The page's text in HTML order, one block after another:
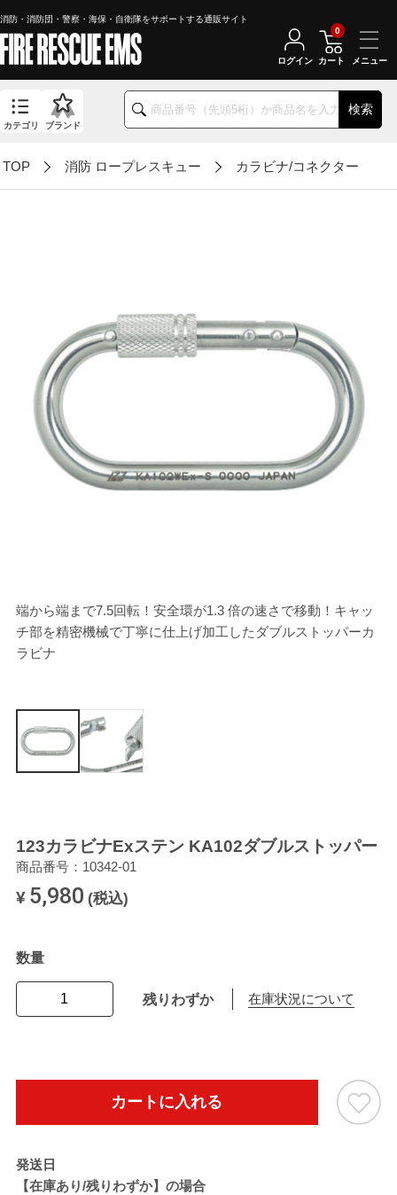
消防・消防団・警察・海保・自衛隊をサポートする通販サイト
検索
カテゴリ ブランド
ログイン カート
0
TOP 消防 ロープレスキュー カラビナ/コネクター
端から端まで7.5回転！安全環が1.3 倍の速さで移動！キャッ
チ部を精密機械で丁寧に仕上げ加工したダブルストッパーカ
ラビナ
123カラビナExステン KA102ダブルストッパー
商品番号：10342-01
¥ 5,980 (税込)
数量
残りわずか 在庫状況について
カートに入れる
発送日
【在庫あり/残りわずか】の場合